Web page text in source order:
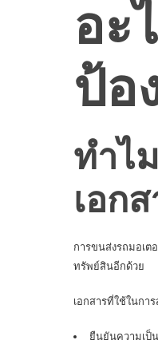
อะ
ป้อ
ทำไ
เอก
การขนส่งรถมอเต
ทรัพย์สินอีกด้วย
เอกสารที่ใช้ในกา
ยืนยันความเป็